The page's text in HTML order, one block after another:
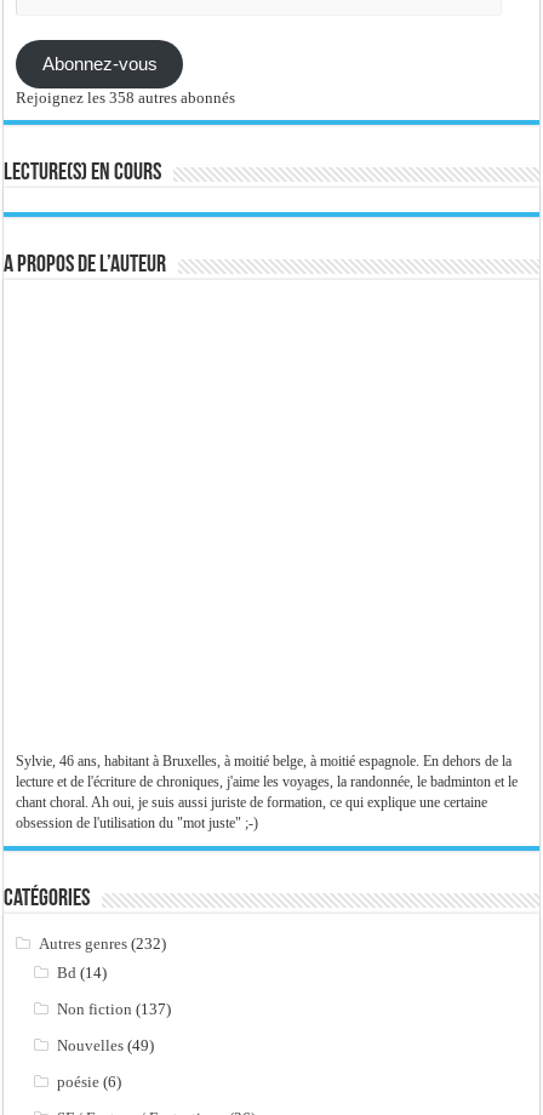
Abonnez-vous
Rejoignez les 358 autres abonnés
Lecture(s) en cours
A propos de l’auteur
Sylvie, 46 ans, habitant à Bruxelles, à moitié belge, à moitié espagnole. En dehors de la
lecture et de l'écriture de chroniques, j'aime les voyages, la randonnée, le badminton et le
chant choral. Ah oui, je suis aussi juriste de formation, ce qui explique une certaine
obsession de l'utilisation du "mot juste" ;-)
Catégories
Autres genres (232)
Bd (14)
Non fiction (137)
Nouvelles (49)
poésie (6)